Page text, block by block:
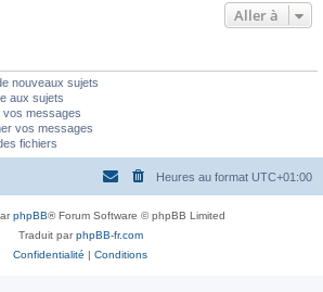
Aller à
nouveaux sujets
aux sujets
vos messages
vos messages
fichiers
Heures au format UTC+01:00
phpBB® Forum Software © phpBB Limited
Traduit parphpBB-fr.com
Confidentialité | Conditions